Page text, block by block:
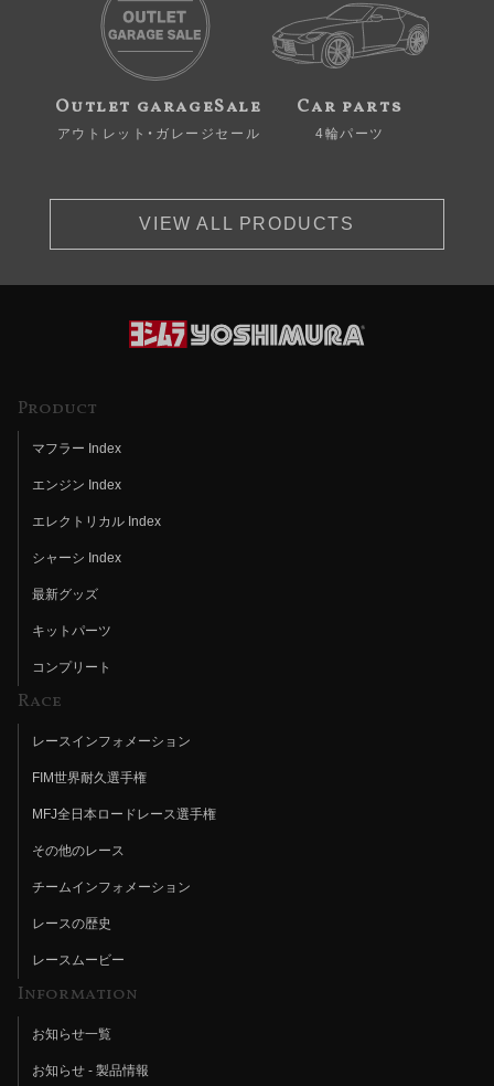
Outlet garageSale
アウトレット・ガレージセール
Car parts
4輪パーツ
VIEW ALL PRODUCTS
Product
マフラー Index
エンジン Index
エレクトリカル Index
シャーシ Index
最新グッズ
キットパーツ
コンプリート
Race
レースインフォメーション
FIM世界耐久選手権
MFJ全日本ロードレース選手権
その他のレース
チームインフォメーション
レースの歴史
レースムービー
Information
お知らせ一覧
お知らせ - 製品情報